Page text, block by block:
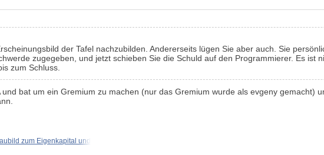
der Tafel nachzubilden. Andererseits lügen Sie aber auch. Sie
zugegeben, und jetzt schieben Sie die Schuld auf den Programmierer. Es ist
zum Schluss.
bat um ein Gremium zu machen (nur das Gremium wurde als evgeny gemacht)
zum Eigenkapital und